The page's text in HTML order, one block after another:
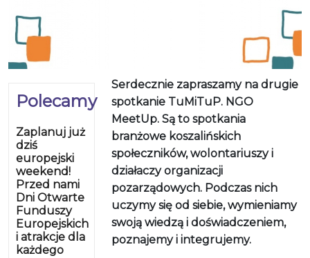
Polecamy
Zaplanuj już
dziś
europejski
weekend!
Przed nami
Dni Otwarte
Funduszy
Europejskich
i atrakcje dla
każdego
Serdecznie zapraszamy na drugie
spotkanie TuMiTuP. NGO
MeetUp. Są to spotkania
branżowe koszalińskich
społeczników, wolontariuszy i
działaczy organizacji
pozarządowych. Podczas nich
uczymy się od siebie, wymieniamy
swoją wiedzą i doświadczeniem,
poznajemy i integrujemy.